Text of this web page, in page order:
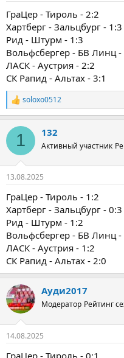
ГраЦер - Тироль - 2:2
Хартберг - Зальцбург - 1:3
Рид - Штурм - 1:3
Вольфсбергер - БВ Линц -
ЛАСК - Аустрия - 2:2
СК Рапид - Альтах - 3:1
Р
е
к
и
soloxo0512
1 132
Активный участник
13.08.2025
ГраЦер - Тироль - 1:2
Хартберг - Зальцбург - 0:3
Рид - Штурм - 1:2
Вольфсбергер - БВ Линц -
ЛАСК - Аустрия - 1:2
СК Рапид - Альтах - 2:0
Ауди2017
Модератор Рейтинг
14.08.2025
ГраЦер - Тироль - 0:1